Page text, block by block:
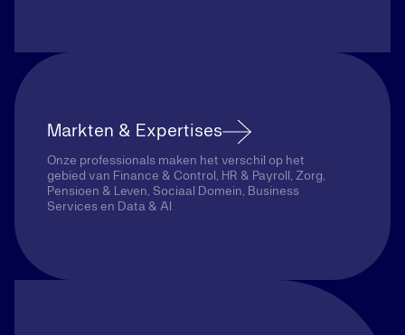
Markten & Expertises
Onze professionals maken het verschil op het
gebied van Finance & Control, HR & Payroll, Zorg,
Pensioen & Leven, Sociaal Domein, Business
Services en Data & AI